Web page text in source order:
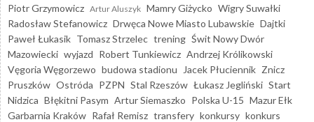
Piotr Grzymowicz Artur Aluszyk Mamry Giżycko Wigry Suwałki
Radosław Stefanowicz Drwęca Nowe Miasto Lubawskie Dajtki
Paweł Łukasik Tomasz Strzelec trening Świt Nowy Dwór
Mazowiecki wyjazd Robert Tunkiewicz Andrzej Królikowski
Vęgoria Węgorzewo budowa stadionu Jacek Płuciennik Znicz
Pruszków Ostróda PZPN Stal Rzeszów Łukasz Jegliński Start
Nidzica Błękitni Pasym Artur Siemaszko Polska U-15 Mazur Ełk
Garbarnia Kraków Rafał Remisz transfery konkursy konkurs